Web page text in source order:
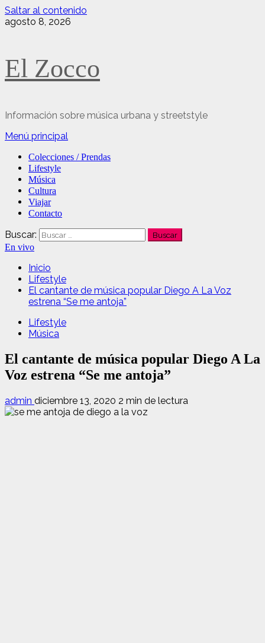
Saltar al contenido
agosto 8, 2026
El Zocco
Información sobre música urbana y streetstyle
Menú principal
Colecciones / Prendas
Lifestyle
Música
Cultura
Viajar
Contacto
Buscar:
En vivo
Inicio
Lifestyle
El cantante de música popular Diego A La Voz
estrena “Se me antoja”
Lifestyle
Música
El cantante de música popular Diego A La
Voz estrena “Se me antoja”
admin diciembre 13, 2020 2 min de lectura